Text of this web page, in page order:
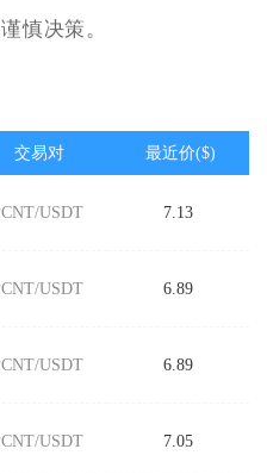
慎决策。
交易对 最近价($)
USDT 7.13
USDT 6.89
USDT 6.89
USDT 7.05